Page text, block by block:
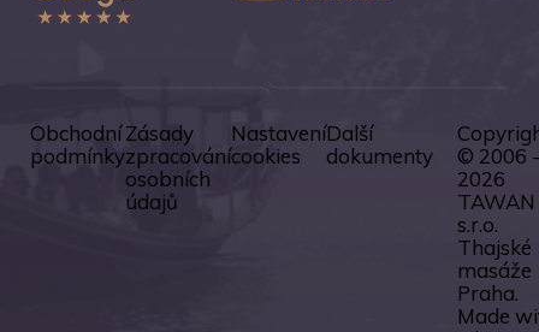
Obchodní
podmínky
Zásady
zpracování
osobních
údajů
Nastavení
cookies
Další
dokumenty
© 2006 -
2026
TAWAN
s.r.o.
Thajské
masáže
Praha.
Made